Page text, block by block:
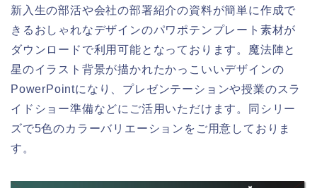
新入生の部活や会社の部署紹介の資料が簡単に作成で
きるおしゃれなデザインのパワポテンプレート素材が
ダウンロードで利用可能となっております。魔法陣と
星のイラスト背景が描かれたかっこいいデザインの
PowerPointになり、プレゼンテーションや授業のスラ
イドショー準備などにご活用いただけます。同シリー
ズで5色のカラーバリエーションをご用意しておりま
す。